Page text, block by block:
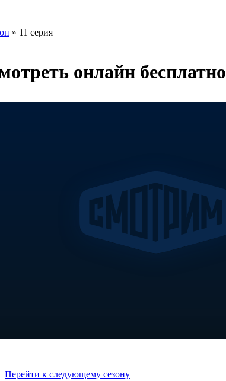
» 11 серия
онлайн бесплатно
Перейти к следующему сезону